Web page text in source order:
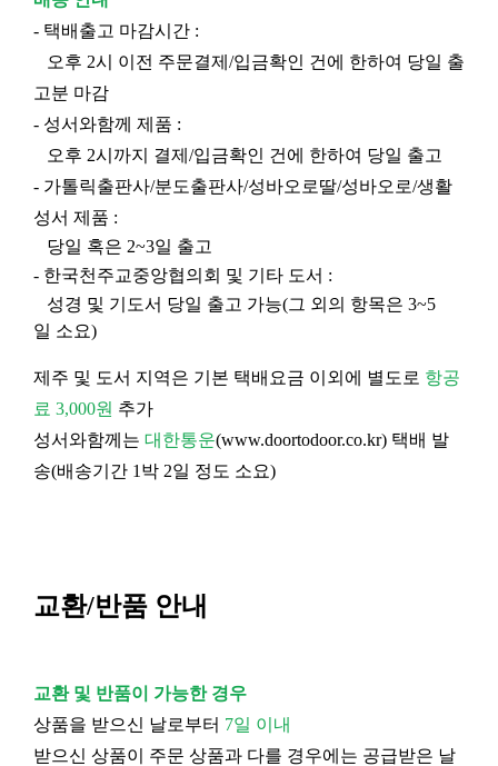
- 택배출고 마감시간 :
오후 2시 이전 주문결제/입금확인 건에 한하여 당일 출
고분 마감
- 성서와함께 제품 :
오후 2시까지 결제/입금확인 건에 한하여 당일 출고
- 가톨릭출판사/분도출판사/성바오로딸/성바오로/생활
성서 제품 :
당일 혹은 2~3일 출고
- 한국천주교중앙협의회 및 기타 도서 :
성경 및 기도서 당일 출고 가능(그 외의 항목은 3~5
일 소요)
제주 및 도서 지역은 기본 택배요금 이외에 별도로 항공
료 3,000원 추가
성서와함께는 대한통운(www.doortodoor.co.kr) 택배 발
송(배송기간 1박 2일 정도 소요)
교환/반품 안내
교환 및 반품이 가능한 경우
상품을 받으신 날로부터 7일 이내
받으신 상품이 주문 상품과 다를 경우에는 공급받은 날